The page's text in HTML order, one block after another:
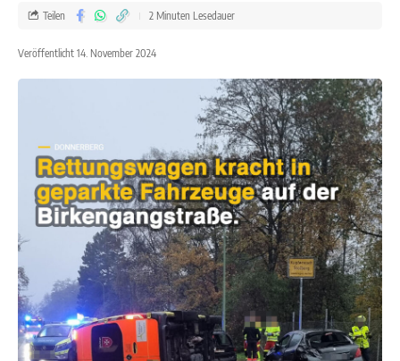
Veröffentlicht 14. November 2024
Teilen 2 Minuten Lesedauer